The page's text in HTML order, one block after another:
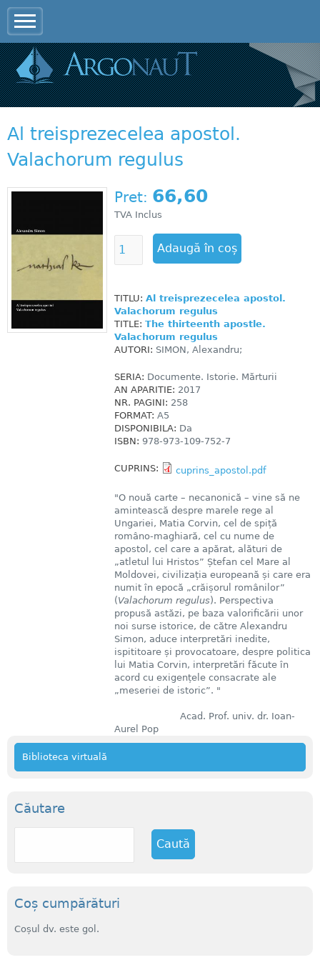
Al treisprezecelea apostol.
Valachorum regulus
Pret: 66,60
TVA Inclus
TITLU: Al treisprezecelea apostol.
Valachorum regulus
TITLE: The thirteenth apostle.
Valachorum regulus
AUTORI: SIMON, Alexandru;
SERIA: Documente. Istorie. Mărturii
AN APARITIE: 2017
NR. PAGINI: 258
FORMAT: A5
DISPONIBILA: Da
ISBN: 978-973-109-752-7
CUPRINS: cuprins_apostol.pdf
"O nouă carte – necanonică – vine să ne
amintească despre marele rege al
Ungariei, Matia Corvin, cel de spiță
româno-maghiară, cel cu nume de
apostol, cel care a apărat, alături de
„atletul lui Hristos” Ștefan cel Mare al
Moldovei, civilizația europeană și care era
numit în epocă „crăișorul românilor”
(Valachorum regulus). Perspectiva
propusă astăzi, pe baza valorificării unor
noi surse istorice, de către Alexandru
Simon, aduce interpretări inedite,
ispititoare și provocatoare, despre politica
lui Matia Corvin, interpretări făcute în
acord cu exigențele consacrate ale
„meseriei de istoric”. "
Acad. Prof. univ. dr. Ioan-
Aurel Pop
Biblioteca virtuală
Căutare
C
Coș cumpărături
Coșul dv. este gol.